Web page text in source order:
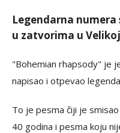
Legendarna
u zatvorima u
"Bohemian rhapsody" je
napisao i otpevao
To je pesma čiji je
40 godina i pesma koju